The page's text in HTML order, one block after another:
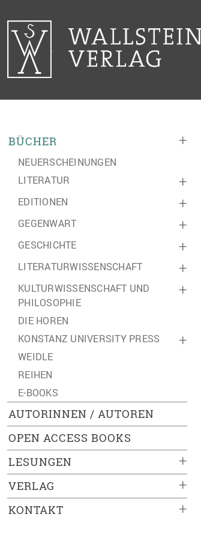
+
BÜCHER
NEUERSCHEINUNGEN
+
LITERATUR
+
EDITIONEN
+
GEGENWART
+
GESCHICHTE
+
LITERATURWISSENSCHAFT
+
KULTURWISSENSCHAFT UND
PHILOSOPHIE
DIE HOREN
+
KONSTANZ UNIVERSITY PRESS
WEIDLE
REIHEN
E-BOOKS
AUTORINNEN / AUTOREN
OPEN ACCESS BOOKS
+
LESUNGEN
+
VERLAG
+
KONTAKT